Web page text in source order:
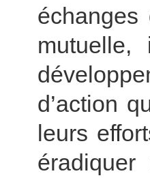
mutuelle,
d’action
leurs